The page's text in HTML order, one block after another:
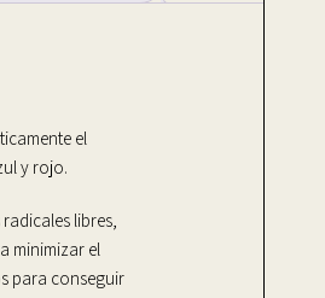
el
y rojo.
libres,
minimizar el
para conseguir